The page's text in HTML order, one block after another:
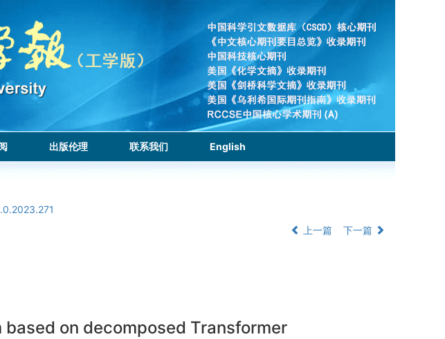
出版伦理 联系我们 English
上一篇 下一篇
on decomposed Transformer